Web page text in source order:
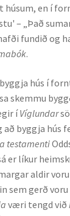
en í
– „Það
fundið og
.
hús í
skemmu
íVíglundar
byggja hús
testamenti
er líkur
aldir
sem gerð
væri tengd við